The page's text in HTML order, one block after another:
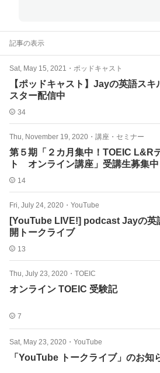
記事の表示
Sat, May 15, 2021 ・ ポッドキャスト
【ポッドキャスト】Jayの英語スキ
スター配信中
34
Thu, November 19, 2020 ・ 講座・セミナー
第５期「２カ月集中！TOEIC L&R
ト オンライン講座」受講生募集中
14
Fri, July 24, 2020 ・ YouTube
[YouTube LIVE!] podcast Jayの英語スキルブースター 公
開トークライブ
13
Thu, July 23, 2020 ・ TOEIC
オンライン TOEIC 受験記
7
Sat, May 23, 2020 ・ YouTube
「YouTube トークライブ」のお知